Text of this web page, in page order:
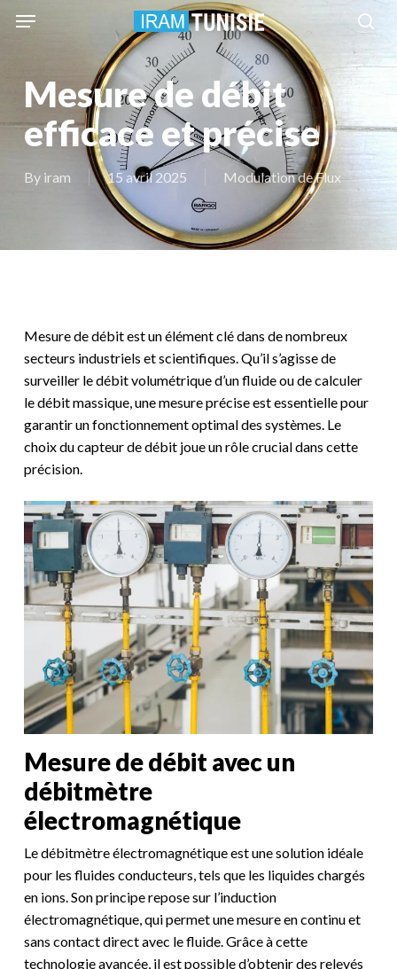
Menu
Mesure de débit
efficace et précise
By iram 15 avril 2025 Modulation de Flux
Mesure de débit est un élément clé dans de nombreux
secteurs industriels et scientifiques. Qu’il s’agisse de
surveiller le débit volumétrique d’un fluide ou de calculer
le débit massique, une mesure précise est essentielle pour
garantir un fonctionnement optimal des systèmes. Le
choix du capteur de débit joue un rôle crucial dans cette
précision.
Mesure de débit avec un
débitmètre
électromagnétique
Le débitmètre électromagnétique est une solution idéale
pour les fluides conducteurs, tels que les liquides chargés
en ions. Son principe repose sur l’induction
électromagnétique, qui permet une mesure en continu et
sans contact direct avec le fluide. Grâce à cette
technologie avancée, il est possible d’obtenir des relevés